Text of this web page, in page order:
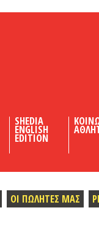
SHEDIA
ENGLISH
EDITION
ΟΙ ΠΩΛΗΤΕΣ ΜΑΣ